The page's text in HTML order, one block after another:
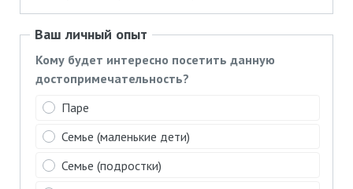
Ваш личный опыт
Кому будет интересно посетить данную
достопримечательность?
Паре
Семье (маленькие дети)
Семье (подростки)